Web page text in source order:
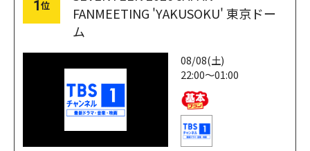
1位
FANMEETING 'YAKUSOKU' 東京ドー
ム
08/08(土)
22:00～01:00